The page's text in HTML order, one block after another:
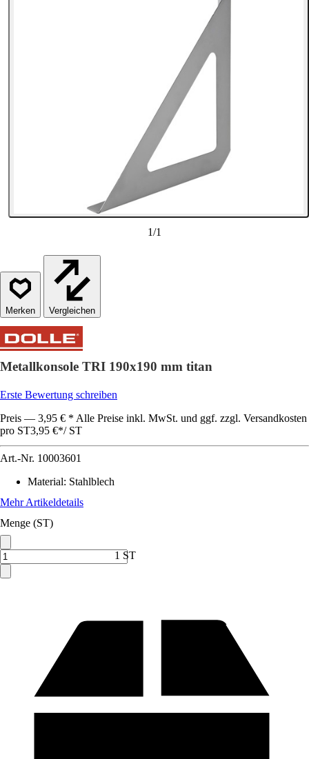
1/1
Vergleichen
Metallkonsole TRI 190x190 mm titan
Erste Bewertung schreiben
Preis — 3,95 € * Alle Preise inkl. MwSt. und ggf. zzgl. Versandkosten
pro ST3,95 €*/ ST
Art.-Nr. 10003601
Material: Stahlblech
Mehr Artikeldetails
Menge (ST)
1 ST